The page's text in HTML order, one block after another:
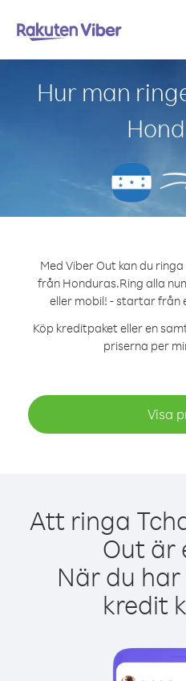
Hur man
Med Viber Out kan du
från Honduras.Ring alla
eller mobil! - startar från
Köp kreditpaket eller en
priserna per
Visa
Att ringa
Out är
När du
kredit